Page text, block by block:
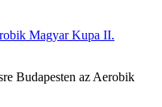
Budapesten az Aerobik